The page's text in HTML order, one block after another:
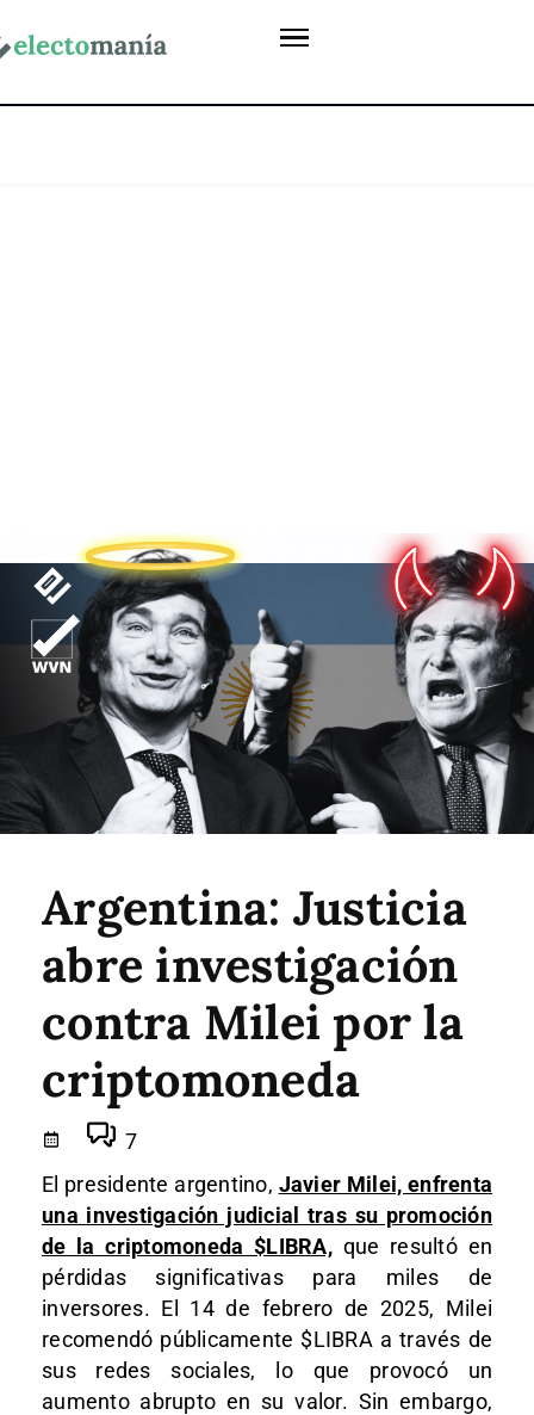
Argentina: Justicia
abre investigación
contra Milei por la
criptomoneda
7
El presidente argentino, Javier Milei, enfrenta
una investigación judicial tras su promoción
de la criptomoneda $LIBRA,que resultó en
pérdidas significativas para miles de
inversores. El 14 de febrero de 2025, Milei
recomendó públicamente $LIBRA a través de
sus redes sociales, lo que provocó un
aumento abrupto en su valor. Sin embargo,